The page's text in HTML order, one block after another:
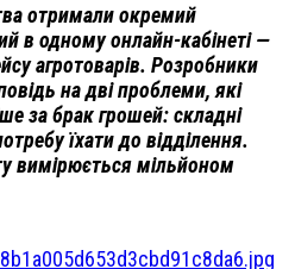
отримали окремий
в одному онлайн-кабінеті —
агротоварів. Розробники
на дві проблеми, які
за брак грошей: складні
їхати до відділення.
вимірюється мільйоном